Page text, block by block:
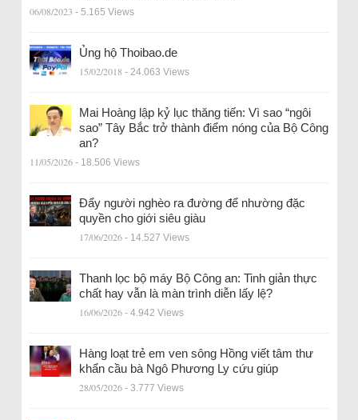
06/08/2023 - 5.165 Views
Ủng hộ Thoibao.de
15/02/2018 - 24.063 Views
Mai Hoàng lập kỷ lục thăng tiến: Vì sao “ngôi
sao” Tây Bắc trở thành điểm nóng của Bộ Công
an?
11/05/2026 - 18.506 Views
Đẩy người nghèo ra đường để nhường đặc
quyền cho giới siêu giàu
17/06/2026 - 14.527 Views
Thanh lọc bộ máy Bộ Công an: Tinh giản thực
chất hay vẫn là màn trình diễn lấy lệ?
16/06/2026 - 4.942 Views
Hàng loạt trẻ em ven sông Hồng viết tâm thư
khẩn cầu bà Ngô Phương Ly cứu giúp
28/05/2026 - 3.777 Views